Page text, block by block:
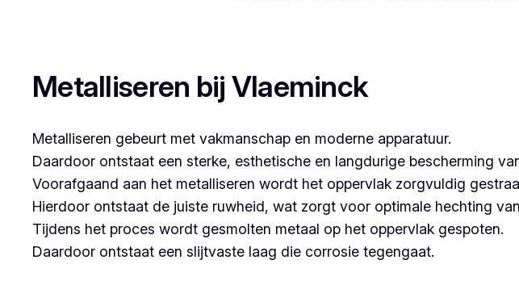
Metalliseren bij Vlaeminck
Metalliseren gebeurt met vakmanschap en moderne apparatuur.
Daardoor ontstaat een sterke, esthetische en langdurige bescherming
Voorafgaand aan het metalliseren wordt het oppervlak zorgvuldig
Hierdoor ontstaat de juiste ruwheid, wat zorgt voor optimale hechting
Tijdens het proces wordt gesmolten metaal op het oppervlak gespoten.
Daardoor ontstaat een slijtvaste laag die corrosie tegengaat.